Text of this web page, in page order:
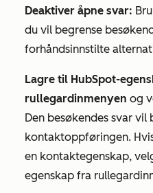
Deaktiver åpne svar:
du vil begrense
forhåndsinnstilte
Lagre til HubSpot-
rullegardinmenyen og
Den besøkendes svar
kontaktoppføringen.
en kontaktegenskap,
egenskap fra